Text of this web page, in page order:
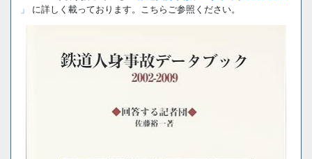
」
に詳しく載っております。こちらご参照ください。